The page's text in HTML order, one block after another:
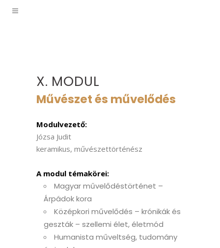
X. MODUL
Művészet és művelődés
Modulvezető:
Józsa Judit
keramikus, művészettörténész
A modul témakörei:
Magyar művelődéstörténet –
Árpádok kora
Középkori művelődés – krónikák és
geszták – szellemi élet, életmód
Humanista műveltség, tudomány